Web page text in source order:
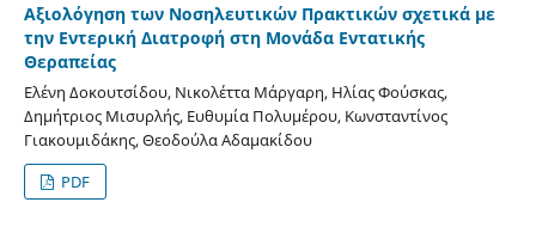
Αξιολόγηση των Nοσηλευτικών Πρακτικών σχετικά με
την Εντερική Διατροφή στη Μονάδα Εντατικής
Θεραπείας
Ελένη Δοκουτσίδου, Νικολέττα Μάργαρη, Ηλίας Φούσκας,
Δημήτριος Μισυρλής, Ευθυμία Πολυμέρου, Κωνσταντίνος
Γιακουμιδάκης, Θεοδούλα Αδαμακίδου
PDF